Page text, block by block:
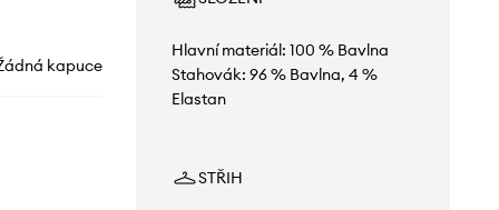
kapuce
Hlavní materiál: 100 % Bavlna
Stahovák: 96 % Bavlna, 4 %
Elastan
STŘIH